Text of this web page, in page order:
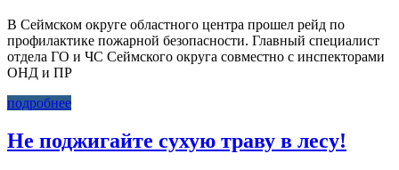
В Сеймском округе областного центра прошел рейд по
профилактике пожарной безопасности. Главный специалист
отдела ГО и ЧС Сеймского округа совместно с инспекторами
ОНД и ПР
подробнее
Не поджигайте сухую траву в лесу!